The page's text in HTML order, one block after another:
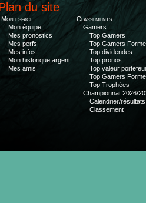
du site
Mon espace
Mon équipe
Mes pronostics
Mes perfs
Mes infos
Mon historique argent
Mes amis
Classements
Gamers
Top Gamers
Top Gamers Forme
Top dividendes
Top pronos
Top valeur
Top Gamers Forme
Top Trophées
Championnat 2026/
Calendrier/résultats
Classement